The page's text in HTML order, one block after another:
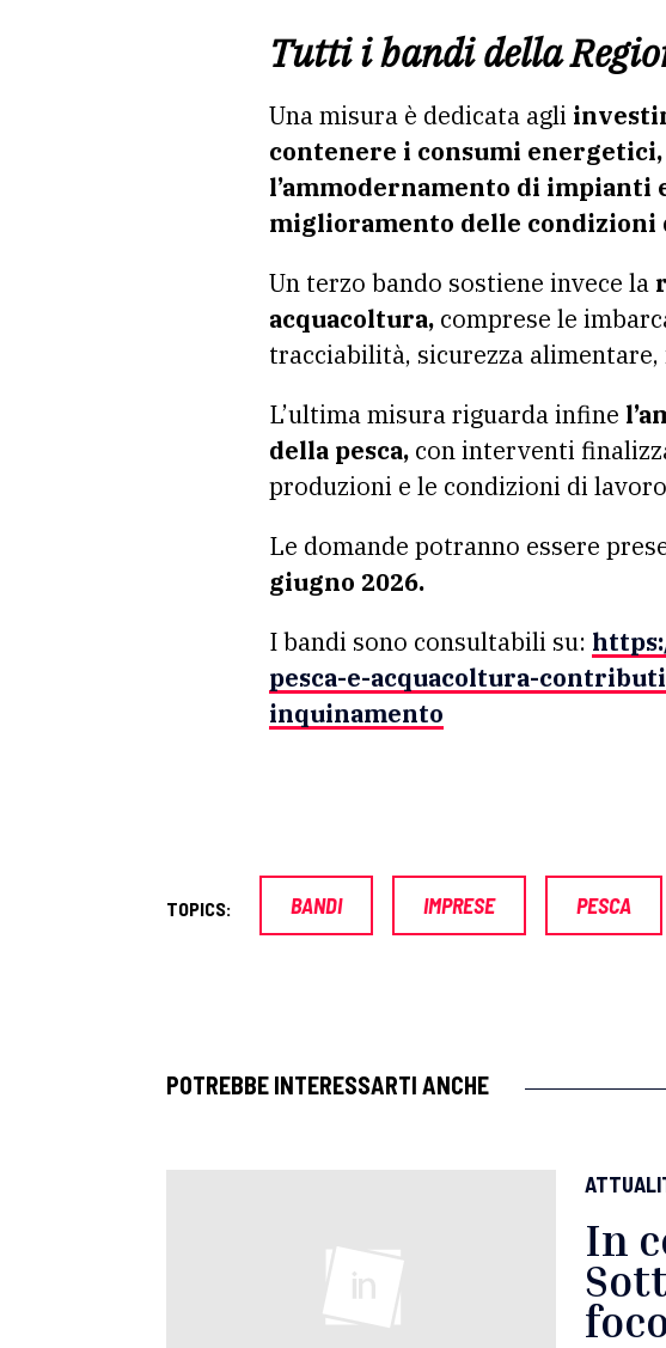
Tutti i bandi della
Una misura è dedicata agli
contenere i consumi energetici,
l’ammodernamento di
miglioramento delle condizioni
Un terzo bando sostiene invece la
acquacoltura, comprese le
tracciabilità, sicurezza
L’ultima misura riguarda infine
della pesca, con interventi
produzioni e le condizioni di
Le domande potranno essere
giugno 2026.
I bandi sono consultabili su:
pesca-e-acquacoltura-
inquinamento
TOPICS: BANDI IMPRESE PESCA
POTREBBE INTERESSARTI ANCHE
In